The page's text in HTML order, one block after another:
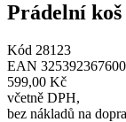
Prádelní
Kód 28123
EAN
599,00 Kč
včetně DPH,
bez nákladů na